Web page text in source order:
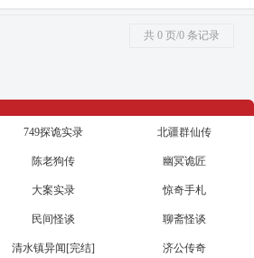
共 0 页/0 条记录
北疆群仙传
749探诡实录
幽冥诡匠
陈老狗传
惊奇手札
大案实录
聊斋怪谈
民间怪谈
济公传奇
清水镇异闻[完结]